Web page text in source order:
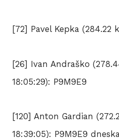
[72] Pavel Kepka (284.22
[26] Ivan Andraško
18:05:29): P9M9E9
[120] Anton Gardian
18:39:05): P9M9E9